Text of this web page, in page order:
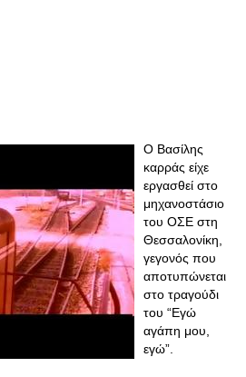
Ο Βασίλης
καρράς είχε
εργασθεί στο
μηχανοστάσιο
του ΟΣΕ στη
Θεσσαλονίκη,
γεγονός που
αποτυπώνεται
στο τραγούδι
του “Εγώ
αγάπη μου,
εγώ”.